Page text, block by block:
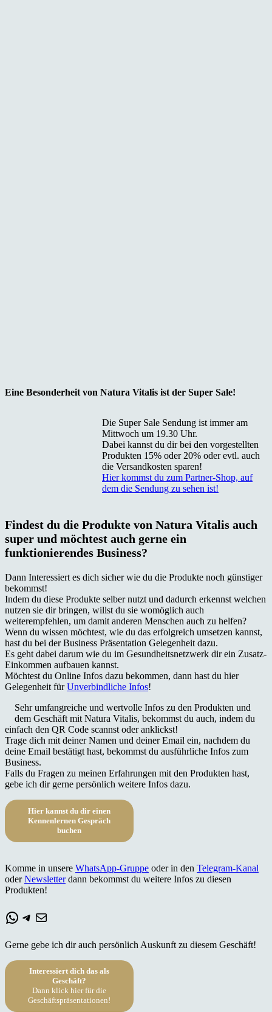
Eine Besonderheit von Natura Vitalis ist der Super Sale!
Die Super Sale Sendung ist immer am
Mittwoch um 19.30 Uhr.
Dabei kannst du dir bei den vorgestellten
Produkten 15% oder 20% oder evtl. auch
die Versandkosten sparen!
Hier kommst du zum Partner-Shop, auf
dem die Sendung zu sehen ist!
Findest du die Produkte von Natura Vitalis auch
super und möchtest auch gerne ein
funktionierendes Business?
Dann Interessiert es dich sicher wie du die Produkte noch günstiger
bekommst!
Indem du diese Produkte selber nutzt und dadurch erkennst welchen
nutzen sie dir bringen, willst du sie womöglich auch
weiterempfehlen, um damit anderen Menschen auch zu helfen?
Wenn du wissen möchtest, wie du das erfolgreich umsetzen kannst,
hast du bei der Business Präsentation Gelegenheit dazu.
Es geht dabei darum wie du im Gesundheitsnetzwerk dir ein Zusatz-
Einkommen aufbauen kannst.
Möchtest du Online Infos dazu bekommen, dann hast du hier
Gelegenheit fürUnverbindliche Infos!
Sehr umfangreiche und wertvolle Infos zu den Produkten und
dem Geschäft mit Natura Vitalis, bekommst du auch, indem du
einfach den QR Code scannst oder anklickst!
Trage dich mit deiner Namen und deiner Email ein, nachdem du
deine Email bestätigt hast, bekommst du ausführliche Infos zum
Business.
Falls du Fragen zu meinen Erfahrungen mit den Produkten hast,
gebe ich dir gerne persönlich weitere Infos dazu.
Hier kannst du dir einen
Kennenlernen Gespräch
buchen
Komme in unsere WhatsApp-Gruppe oder in den Telegram-Kanal
oderNewsletterdann bekommst du weitere Infos zu diesen
Produkten!
WhatsApp
Telegram
E-Mail
Gerne gebe ich dir auch persönlich Auskunft zu diesem Geschäft!
Interessiert dich das als
Geschäft?
Dann klick hier für die
Geschäftspräsentationen!